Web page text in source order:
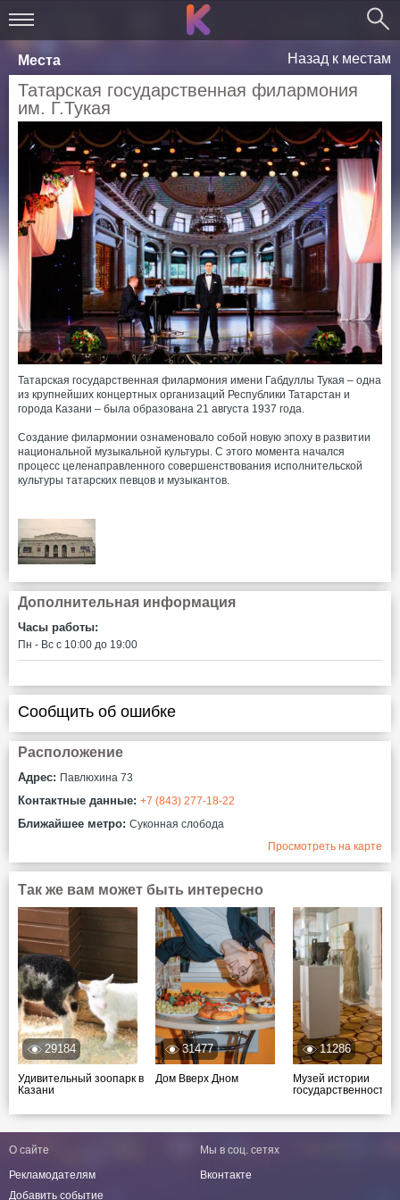
Места Назад к местам
Татарская государственная филармония
им. Г.Тукая
Татарская государственная филармония имени Габдуллы Тукая – одна
из крупнейших концертных организаций Республики Татарстан и
города Казани – была образована 21 августа 1937 года.
Создание филармонии ознаменовало собой новую эпоху в развитии
национальной музыкальной культуры. С этого момента начался
процесс целенаправленного совершенствования исполнительской
культуры татарских певцов и музыкантов.
Дополнительная информация
Часы работы:
Пн - Вс c 10:00 до 19:00
Сообщить об ошибке
Расположение
Адрес: Павлюхина 73
Контактные данные: +7 (843) 277-18-22
Ближайшее метро: Суконная слобода
Просмотреть на карте
Так же вам может быть интересно
29184
Удивительный зоопарк в
Казани
31477
Дом Вверх Дном
11286
Музей истории
государственност...
О сайте
Рекламодателям
Добавить событие
Мы в соц. сетях
Вконтакте